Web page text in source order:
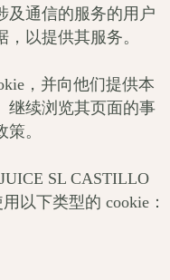
及通信的服务的用户
以提供其服务。
，并向他们提供本
继续浏览其页面的事
。
SL CASTILLO
以下类型的 cookie：